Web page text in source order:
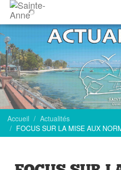
Accueil
Actualités
FOCUS SUR LA MISE AUX